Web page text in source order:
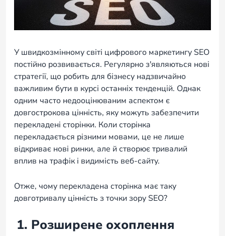
У швидкозмінному світі цифрового маркетингу SEO
постійно розвивається. Регулярно з'являються нові
стратегії, що робить для бізнесу надзвичайно
важливим бути в курсі останніх тенденцій. Однак
одним часто недооцінюваним аспектом є
довгострокова цінність, яку можуть забезпечити
перекладені сторінки. Коли сторінка
перекладається різними мовами, це не лише
відкриває нові ринки, але й створює тривалий
вплив на трафік і видимість веб-сайту.
Отже, чому перекладена сторінка має таку
довготривалу цінність з точки зору SEO?
1. Розширене охоплення